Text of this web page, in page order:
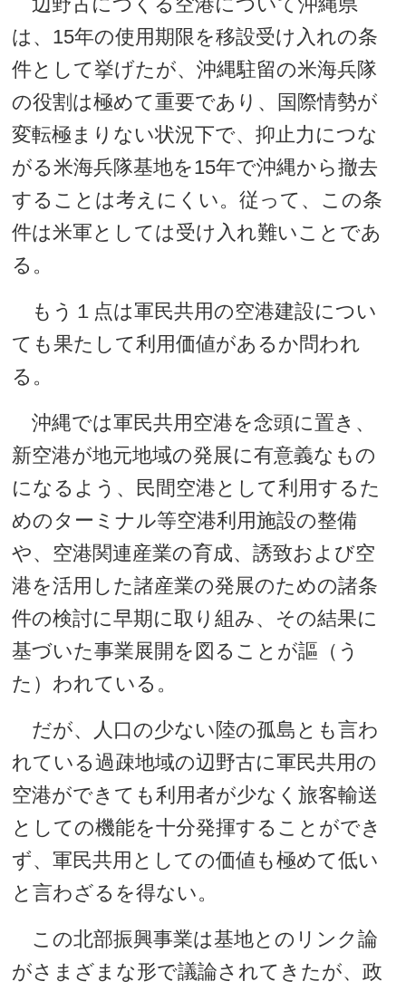
は、15年の使用期限を移設受け入れの条
件として挙げたが、沖縄駐留の米海兵隊
の役割は極めて重要であり、国際情勢が
変転極まりない状況下で、抑止力につな
がる米海兵隊基地を15年で沖縄から撤去
することは考えにくい。従って、この条
件は米軍としては受け入れ難いことであ
る。
もう１点は軍民共用の空港建設につい
ても果たして利用価値があるか問われ
る。
沖縄では軍民共用空港を念頭に置き、
新空港が地元地域の発展に有意義なもの
になるよう、民間空港として利用するた
めのターミナル等空港利用施設の整備
や、空港関連産業の育成、誘致および空
港を活用した諸産業の発展のための諸条
件の検討に早期に取り組み、その結果に
基づいた事業展開を図ることが謳（う
た）われている。
だが、人口の少ない陸の孤島とも言わ
れている過疎地域の辺野古に軍民共用の
空港ができても利用者が少なく旅客輸送
としての機能を十分発揮することができ
ず、軍民共用としての価値も極めて低い
と言わざるを得ない。
この北部振興事業は基地とのリンク論
がさまざまな形で議論されてきたが、政